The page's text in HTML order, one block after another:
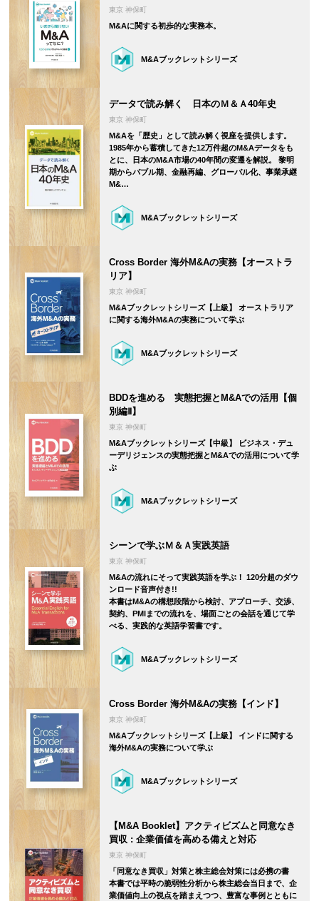
東京 神保町
M&Aに関する初歩的な実務本。
M&Aブックレットシリーズ
データで読み解く 日本のＭ＆Ａ40年史
東京 神保町
M&Aを「歴史」として読み解く視座を提供します。
1985年から蓄積してきた12万件超のM&Aデータをも
とに、日本のM&A市場の40年間の変遷を解説。 黎明
期からバブル期、金融再編、グローバル化、事業承継
M&…
M&Aブックレットシリーズ
Cross Border 海外M&Aの実務【オーストラ
リア】
東京 神保町
M&Aブックレットシリーズ【上級】 オーストラリア
に関する海外M&Aの実務について学ぶ
M&Aブックレットシリーズ
BDDを進める 実態把握とM&Aでの活用【個
別編Ⅱ】
東京 神保町
M&Aブックレットシリーズ【中級】 ビジネス・デュ
ーデリジェンスの実態把握とM&Aでの活用について学
ぶ
M&Aブックレットシリーズ
シーンで学ぶＭ＆Ａ実践英語
東京 神保町
M&Aの流れにそって実践英語を学ぶ！ 120分超のダウ
ンロード音声付き!!
本書はM&Aの構想段階から検討、アプローチ、交渉、
契約、PMIまでの流れを、場面ごとの会話を通じて学
べる、実践的な英語学習書です。
M&Aブックレットシリーズ
Cross Border 海外M&Aの実務【インド】
東京 神保町
M&Aブックレットシリーズ【上級】 インドに関する
海外M&Aの実務について学ぶ
M&Aブックレットシリーズ
【M&A Booklet】アクティビズムと同意なき
買収 : 企業価値を高める備えと対応
東京 神保町
「同意なき買収」対策と株主総会対策には必携の書
本書では平時の脆弱性分析から株主総会当日まで、企
業価値向上の視点を踏まえつつ、豊富な事例とともに